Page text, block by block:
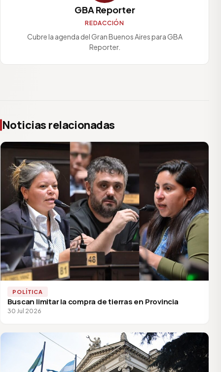
GBA Reporter
REDACCIÓN
Cubre la agenda del Gran Buenos Aires para GBA
Reporter.
Noticias relacionadas
POLÍTICA
Buscan limitar la compra de tierras en Provincia
30 Jul 2026